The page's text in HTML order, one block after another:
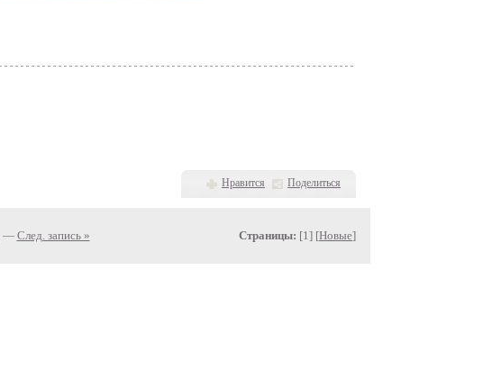
Нравится Поделиться
— След. запись » Страницы: [1] [Новые]